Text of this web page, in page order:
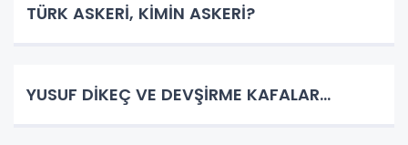
TÜRK ASKERİ, KİMİN ASKERİ?
YUSUF DİKEÇ VE DEVŞİRME KAFALAR…